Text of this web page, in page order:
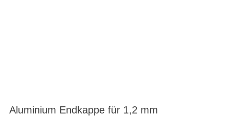
Aluminium Endkappe für 1,2 mm